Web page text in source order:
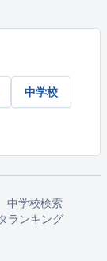
中学校
中学校検索
ランキング